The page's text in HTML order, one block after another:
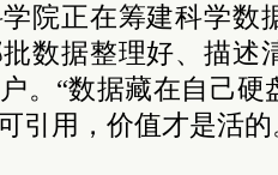
院正在筹建科学数
数据整理好、描述
。“数据藏在自己
引用，价值才是活的